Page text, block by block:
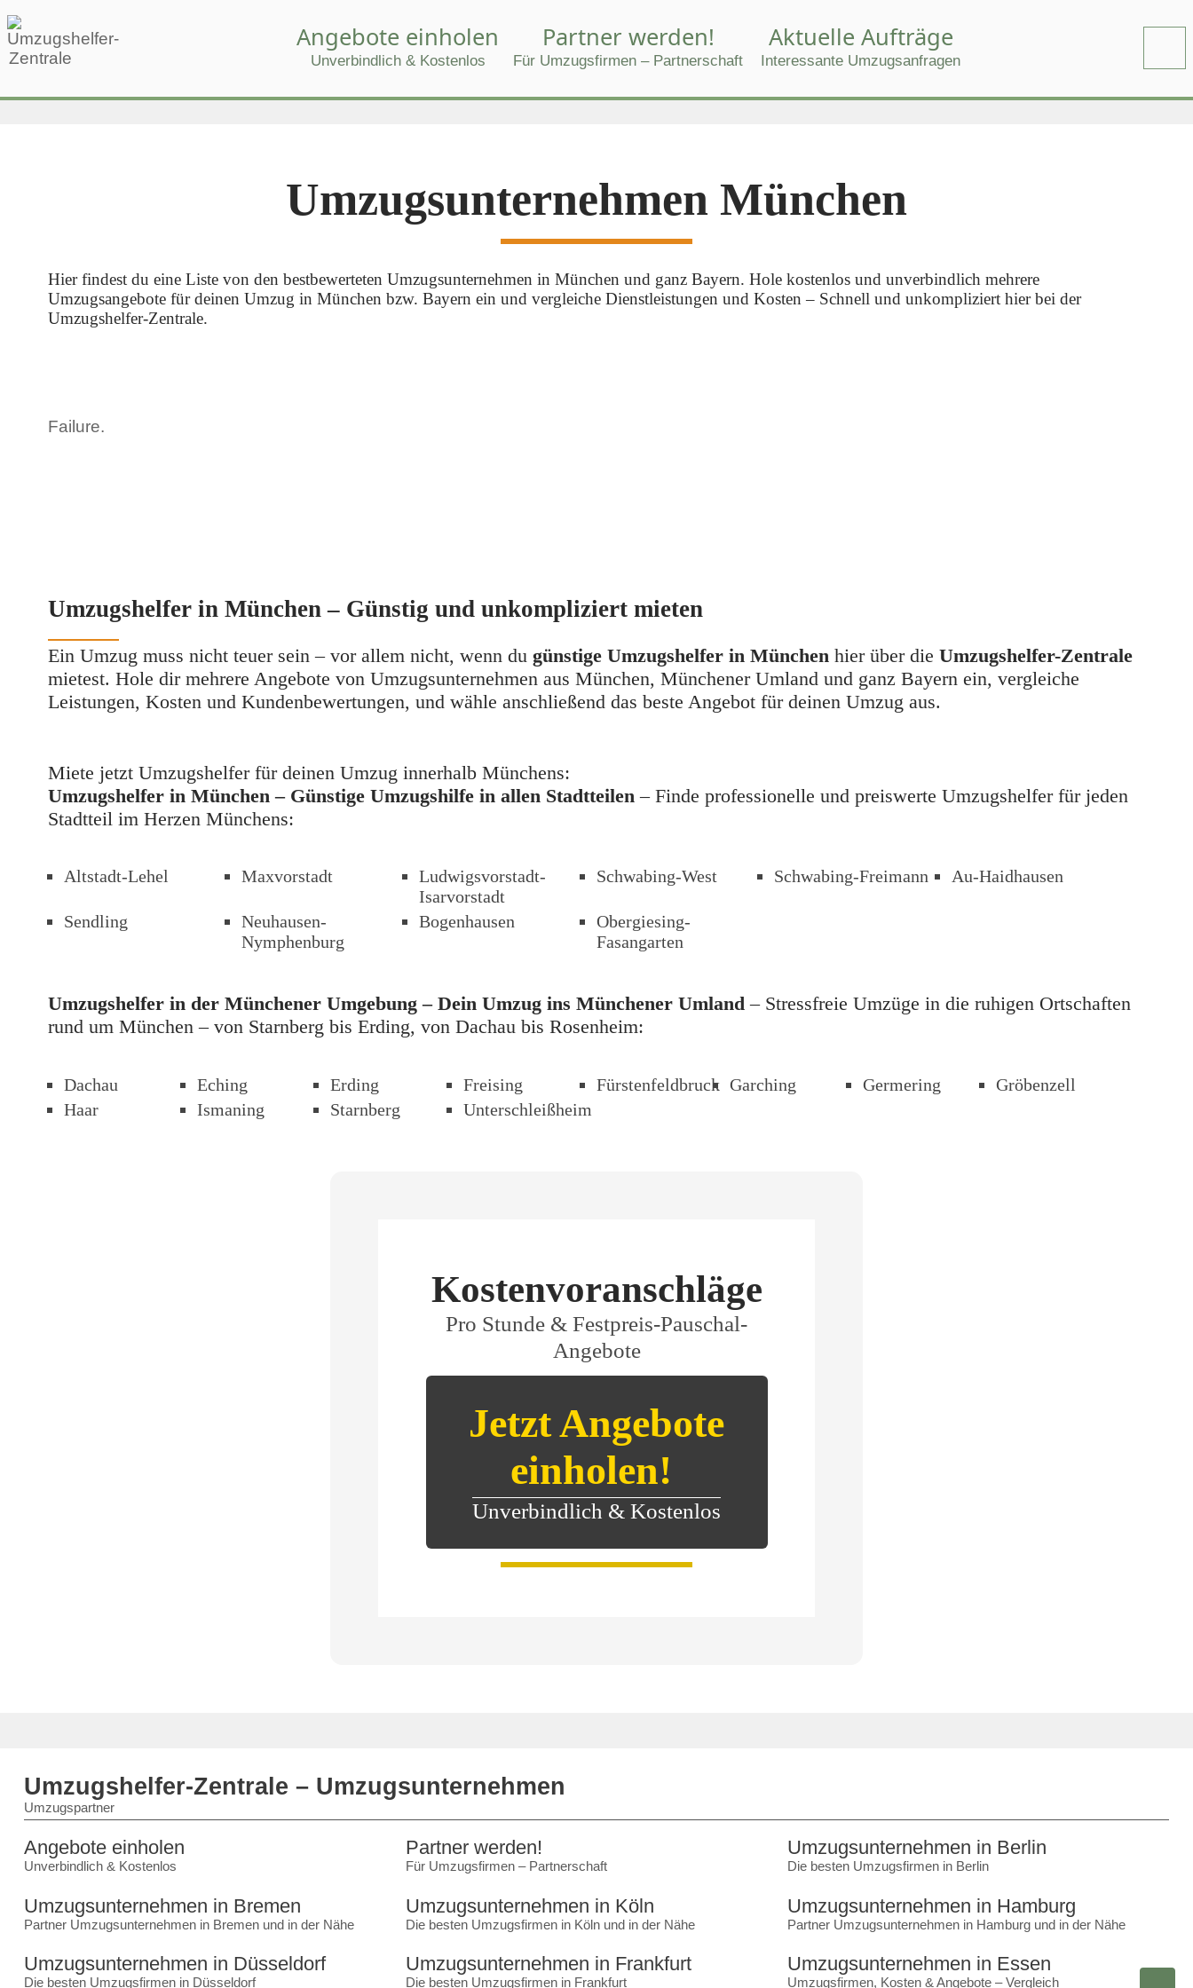
Info
Angebote einholen
Unverbindlich & Kostenlos
Partner werden!
Für Umzugsfirmen – Partnerschaft
Aktuelle Aufträge
Interessante Umzugsanfragen
Umzugsunternehmen München
Hier findest du eine Liste von den bestbewerteten Umzugsunternehmen in München und ganz Bayern. Hole kostenlos und unverbindlich mehrere
Umzugsangebote für deinen Umzug in München bzw. Bayern ein und vergleiche Dienstleistungen und Kosten – Schnell und unkompliziert hier bei der
Umzugshelfer-Zentrale.
Failure.
Umzugshelfer in München – Günstig und unkompliziert mieten
Ein Umzug muss nicht teuer sein – vor allem nicht, wenn du günstige Umzugshelfer in München hier über die Umzugshelfer-Zentrale
mietest. Hole dir mehrere Angebote von Umzugsunternehmen aus München, Münchener Umland und ganz Bayern ein, vergleiche
Leistungen, Kosten und Kundenbewertungen, und wähle anschließend das beste Angebot für deinen Umzug aus.
Miete jetzt Umzugshelfer für deinen Umzug innerhalb Münchens:
Umzugshelfer in München – Günstige Umzugshilfe in allen Stadtteilen – Finde professionelle und preiswerte Umzugshelfer für jeden
Stadtteil im Herzen Münchens:
Altstadt-Lehel Maxvorstadt
Ludwigsvorstadt-
Isarvorstadt
Schwabing-West Schwabing-Freimann Au-Haidhausen
Sendling
Neuhausen-
Nymphenburg
Bogenhausen
Obergiesing-
Fasangarten
Umzugshelfer in der Münchener Umgebung – Dein Umzug ins Münchener Umland – Stressfreie Umzüge in die ruhigen Ortschaften
rund um München – von Starnberg bis Erding, von Dachau bis Rosenheim:
Dachau Eching Erding Freising Fürstenfeldbruck Garching Germering
Gröbenzell
Haar
Ismaning Starnberg Unterschleißheim
Kostenvoranschläge
Pro Stunde & Festpreis-Pauschal-
Angebote
einholen!
Unverbindlich & Kostenlos
Umzugshelfer-Zentrale – Umzugsunternehmen
Umzugspartner
Angebote einholen
Unverbindlich & Kostenlos
Partner werden!
Für Umzugsfirmen – Partnerschaft
Umzugsunternehmen in Berlin
Die besten Umzugsfirmen in Berlin
Umzugsunternehmen in Bremen
Partner Umzugsunternehmen in Bremen und in der Nähe
Umzugsunternehmen in Köln
Die besten Umzugsfirmen in Köln und in der Nähe
Umzugsunternehmen in Hamburg
Partner Umzugsunternehmen in Hamburg und in der Nähe
Umzugsunternehmen in Düsseldorf
Die besten Umzugsfirmen in Düsseldorf
Umzugsunternehmen in Frankfurt
Die besten Umzugsfirmen in Frankfurt
Umzugsunternehmen in Essen
Umzugsfirmen, Kosten & Angebote – Vergleich